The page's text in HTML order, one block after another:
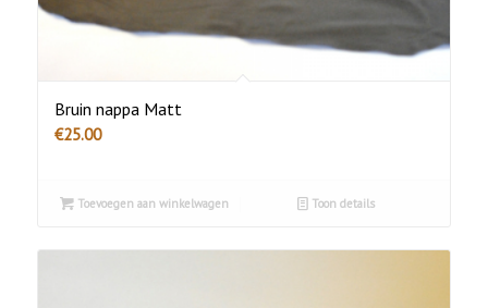
Bruin nappa Matt
€25.00
Toevoegen aan winkelwagen Toon details